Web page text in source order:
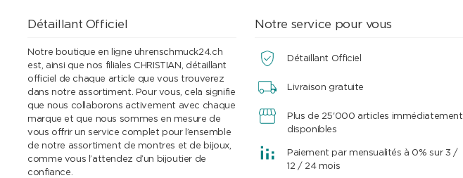
Détaillant Officiel
Notre boutique en ligne uhrenschmuck24.ch
est, ainsi que nos filiales CHRISTIAN, détaillant
officiel de chaque article que vous trouverez
dans notre assortiment. Pour vous, cela signifie
que nous collaborons activement avec chaque
marque et que nous sommes en mesure de
vous offrir un service complet pour l’ensemble
de notre assortiment de montres et de bijoux,
comme vous l’attendez d’un bijoutier de
confiance.
Notre service pour vous
Détaillant Officiel
Livraison gratuite
Plus de 25'000 articles immédiatement
disponibles
Paiement par mensualités à 0% sur 3 /
12 / 24 mois